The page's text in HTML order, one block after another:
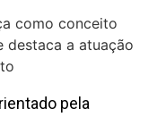
pela